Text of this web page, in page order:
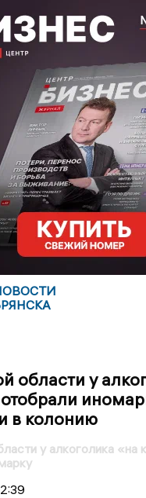
области у
в колонию
у алкоголика «на